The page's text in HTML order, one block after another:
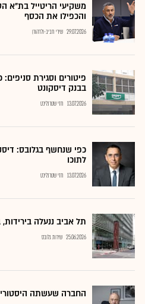
משקיעי הריטייל בת״א
והכפילו את הכסף
29.07.2026 שירי חביב-ולדהורן
פיטורים וסגירת
בבנק דיסקונט
13.07.2026 חזי שטרנליכט
כפי שנחשף בגלובס:
לתוכו
13.07.2026 חזי שטרנליכט
תל אביב ננעלה בירידות,
25.06.2026 שירות גלובס
החברה שעשתה